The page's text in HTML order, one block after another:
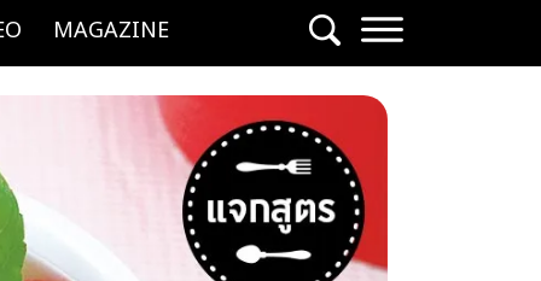
MAGAZINE